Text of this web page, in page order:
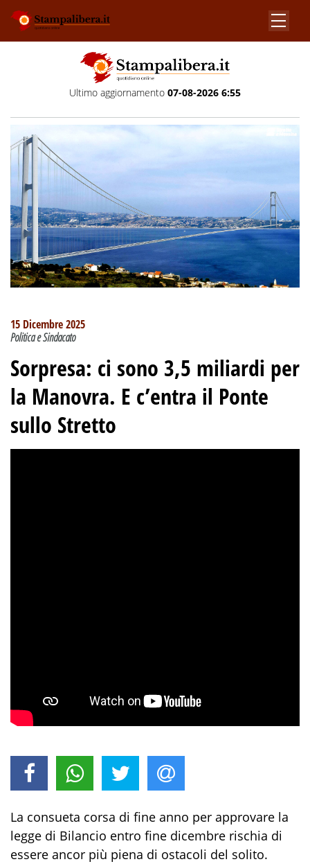
Ultimo aggiornamento 07-08-2026 6:55
15 Dicembre 2025
Politica e Sindacato
Sorpresa: ci sono 3,5 miliardi per
la Manovra. E c’entra il Ponte
sullo Stretto
La consueta corsa di fine anno per approvare la
legge di Bilancio entro fine dicembre rischia di
essere ancor più piena di ostacoli del solito.